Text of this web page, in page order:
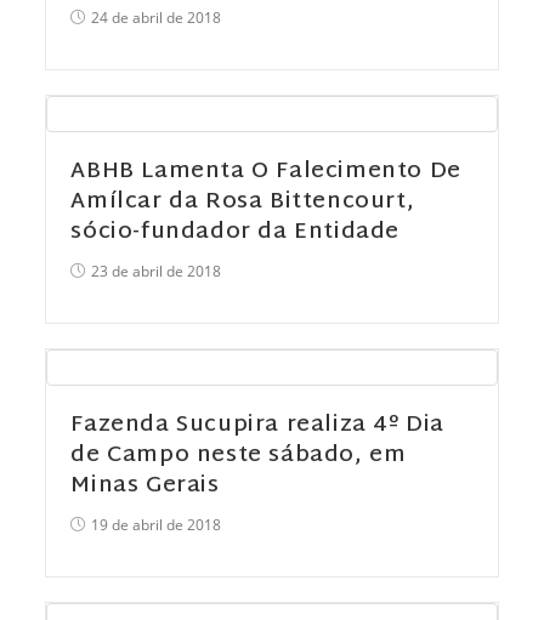
24 de abril de 2018
ABHB Lamenta O Falecimento De
Amílcar da Rosa Bittencourt,
sócio-fundador da Entidade
23 de abril de 2018
Fazenda Sucupira realiza 4º Dia
de Campo neste sábado, em
Minas Gerais
19 de abril de 2018